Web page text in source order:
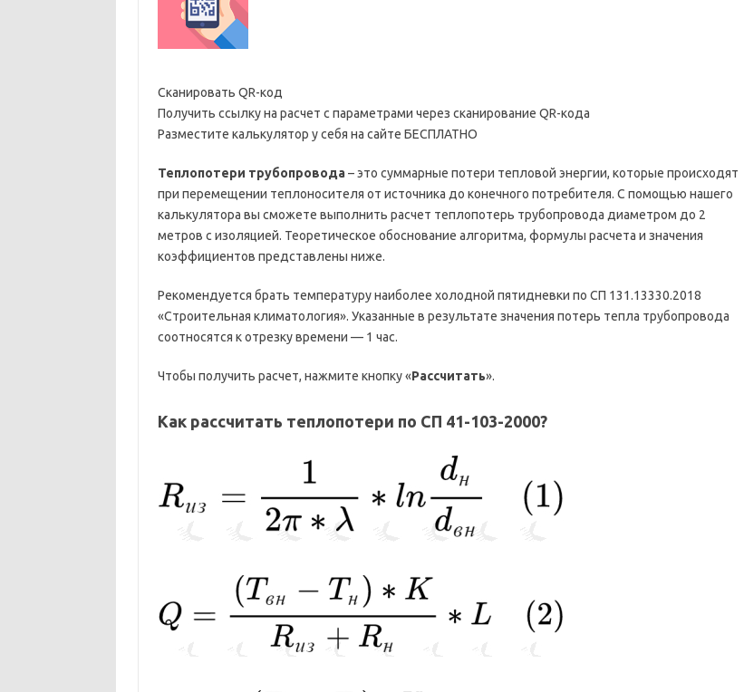
Сканировать QR-код
Получить ссылку на расчет с параметрами через сканирование QR-кода
Разместите калькулятор у себя на сайте БЕСПЛАТНО
Теплопотери трубопровода– это суммарные потери тепловой энергии, которые происходят
при перемещении теплоносителя от источника до конечного потребителя. С помощью нашего
калькулятора вы сможете выполнить расчет теплопотерь трубопровода диаметром до 2
метров с изоляцией. Теоретическое обоснование алгоритма, формулы расчета и значения
коэффициентов представлены ниже.
Рекомендуется брать температуру наиболее холодной пятидневки по СП 131.13330.2018
«Строительная климатология». Указанные в результате значения потерь тепла трубопровода
соотносятся к отрезку времени — 1 час.
Чтобы получить расчет, нажмите кнопку «Рассчитать».
Как рассчитать теплопотери по СП 41-103-2000?